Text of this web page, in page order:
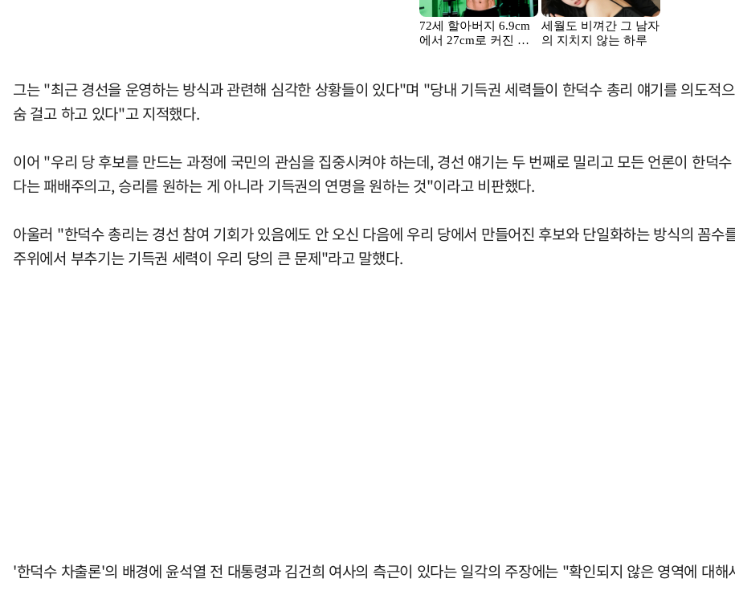
그는 "최근 경선을 운영하는 방식과 관련해 심각한 상황들이 있다"며 "당내 기득권 세력들이 한덕수 총리 얘기를 의도적
숨 걸고 하고 있다"고 지적했다.
이어 "우리 당 후보를 만드는 과정에 국민의 관심을 집중시켜야 하는데, 경선 얘기는 두 번째로 밀리고 모든 언론이 한덕
다는 패배주의고, 승리를 원하는 게 아니라 기득권의 연명을 원하는 것"이라고 비판했다.
아울러 "한덕수 총리는 경선 참여 기회가 있음에도 안 오신 다음에 우리 당에서 만들어진 후보와 단일화하는 방식의 꼼
주위에서 부추기는 기득권 세력이 우리 당의 큰 문제"라고 말했다.
'한덕수 차출론'의 배경에 윤석열 전 대통령과 김건희 여사의 측근이 있다는 일각의 주장에는 "확인되지 않은 영역에 대